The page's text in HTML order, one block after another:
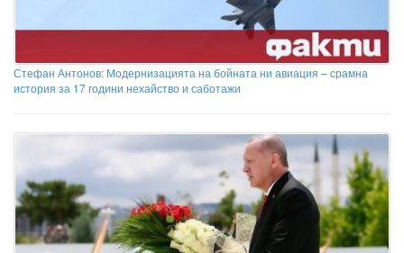
Стефан Антонов: Модернизацията на бойната ни авиация – срамна
история за 17 години нехайство и саботажи